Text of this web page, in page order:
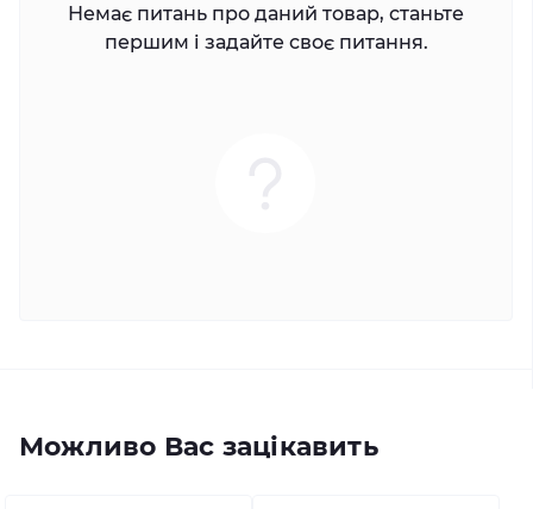
Немає питань про даний товар, станьте
першим і задайте своє питання.
Можливо Вас зацікавить